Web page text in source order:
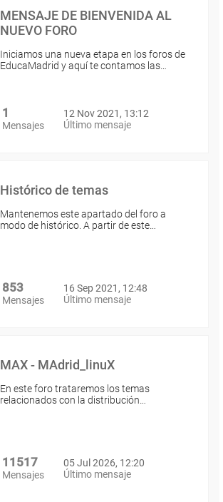
MENSAJE DE BIENVENIDA AL
NUEVO FORO
Iniciamos una nueva etapa en los foros de
EducaMadrid y aquí te contamos las…
1
Mensajes
12 Nov 2021, 13:12
Último mensaje
Histórico de temas
Mantenemos este apartado del foro a
modo de histórico. A partir de este…
853
Mensajes
16 Sep 2021, 12:48
Último mensaje
MAX - MAdrid_linuX
En este foro trataremos los temas
relacionados con la distribución…
11517
Mensajes
05 Jul 2026, 12:20
Último mensaje